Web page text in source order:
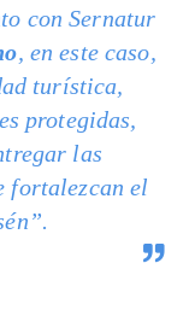
con Sernatur
, en este caso,
turística,
protegidas,
las
fortalezcan el